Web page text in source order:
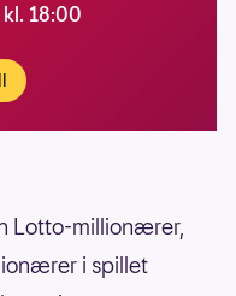
18:00
Lotto-millionærer,
i spillet